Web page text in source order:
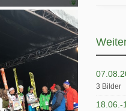
3 Bilder
18.06.-